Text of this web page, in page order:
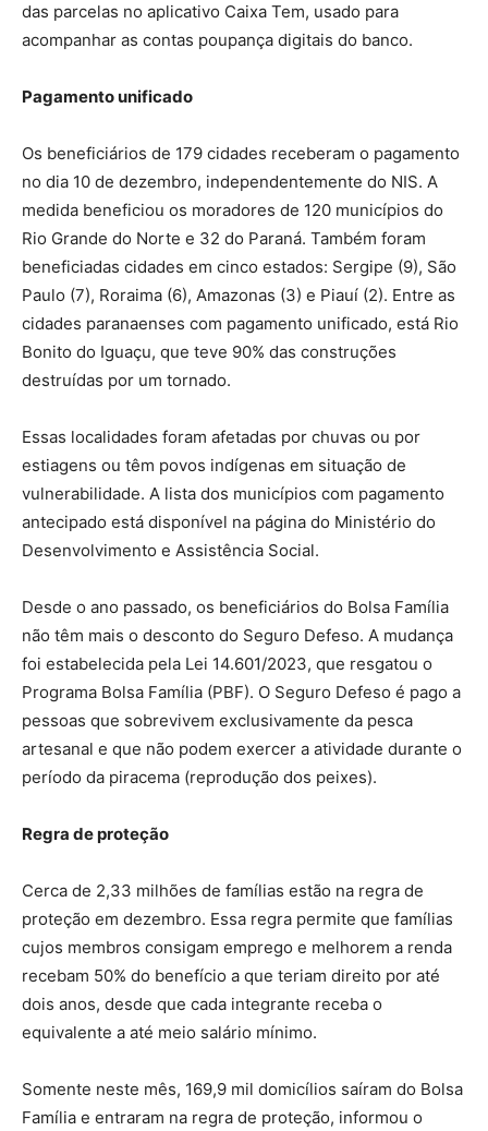
das parcelas no aplicativo Caixa Tem, usado para
acompanhar as contas poupança digitais do banco.
Pagamento unificado
Os beneficiários de 179 cidades receberam o pagamento
no dia 10 de dezembro, independentemente do NIS. A
medida beneficiou os moradores de 120 municípios do
Rio Grande do Norte e 32 do Paraná. Também foram
beneficiadas cidades em cinco estados: Sergipe (9), São
Paulo (7), Roraima (6), Amazonas (3) e Piauí (2). Entre as
cidades paranaenses com pagamento unificado, está Rio
Bonito do Iguaçu, que teve 90% das construções
destruídas por um tornado.
Essas localidades foram afetadas por chuvas ou por
estiagens ou têm povos indígenas em situação de
vulnerabilidade. A lista dos municípios com pagamento
antecipado está disponível na página do Ministério do
Desenvolvimento e Assistência Social.
Desde o ano passado, os beneficiários do Bolsa Família
não têm mais o desconto do Seguro Defeso. A mudança
foi estabelecida pela Lei 14.601/2023, que resgatou o
Programa Bolsa Família (PBF). O Seguro Defeso é pago a
pessoas que sobrevivem exclusivamente da pesca
artesanal e que não podem exercer a atividade durante o
período da piracema (reprodução dos peixes).
Regra de proteção
Cerca de 2,33 milhões de famílias estão na regra de
proteção em dezembro. Essa regra permite que famílias
cujos membros consigam emprego e melhorem a renda
recebam 50% do benefício a que teriam direito por até
dois anos, desde que cada integrante receba o
equivalente a até meio salário mínimo.
Somente neste mês, 169,9 mil domicílios saíram do Bolsa
Família e entraram na regra de proteção, informou o